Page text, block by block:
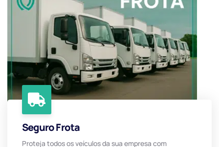
Seguro Frota
Proteja todos os veículos da sua empresa com